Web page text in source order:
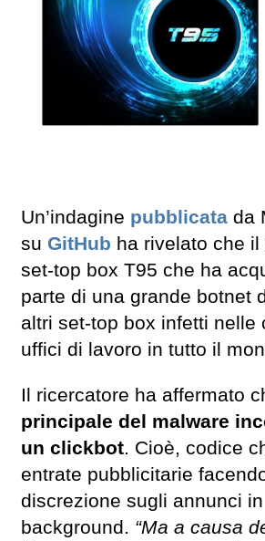
Un’indagine pubblicata da
su GitHub ha rivelato che
set-top box T95 che ha
parte di una grande botnet
altri set-top box infetti nelle
uffici di lavoro in tutto il
Il ricercatore ha affermato
principale del malware
un clickbot. Cioè, codice
entrate pubblicitarie
discrezione sugli annunci in
background. “Ma a causa